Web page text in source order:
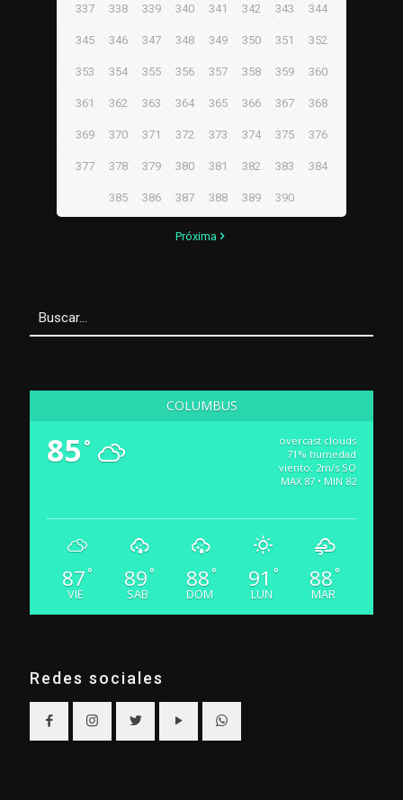
337 338 339 340 341 342 343 344
345 346 347 348 349 350 351 352
353 354 355 356 357 358 359 360
361 362 363 364 365 366 367 368
369 370 371 372 373 374 375 376
377 378 379 380 381 382 383 384
385 386 387 388 389 390
Próxima
COLUMBUS
85°
overcast clouds
71% humedad
viento: 2m/s SO
MAX 87 • MIN 82
87 °
VIE
89 °
SAB
88 °
DOM
91 °
LUN
88 °
MAR
Redes sociales